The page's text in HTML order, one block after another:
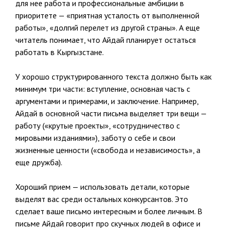
для нее работа и профессиональные амбиции в
приоритете — «приятная усталость от выполненной
работы», «долгий перелет из другой страны». А еще
читатель понимает, что Айдай планирует остаться
работать в Кыргызстане.
У хорошо структурированного текста должно быть как
минимум три части: вступление, основная часть с
аргументами и примерами, и заключение. Например,
Айдай в основной части письма выделяет три вещи —
работу («крутые проекты», «сотрудничество с
мировыми изданиями»), заботу о себе и свои
жизненные ценности («свобода и независимость», а
еще дружба).
Хороший прием — использовать детали, которые
выделят вас среди остальных конкурсантов. Это
сделает ваше письмо интересным и более личным. В
письме Айдай говорит про скучных людей в офисе и